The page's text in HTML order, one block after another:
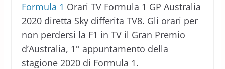
Formula 1 Orari TV Formula 1 GP Australia
2020 diretta Sky differita TV8. Gli orari per
non perdersi la F1 in TV il Gran Premio
d’Australia, 1° appuntamento della
stagione 2020 di Formula 1.